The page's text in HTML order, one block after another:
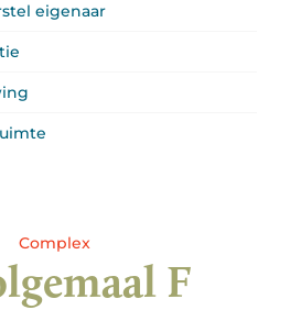
eigenaar
Complex
F